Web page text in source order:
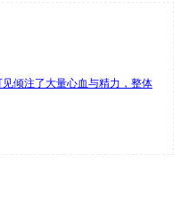
倾注了大量心血与精力，整体